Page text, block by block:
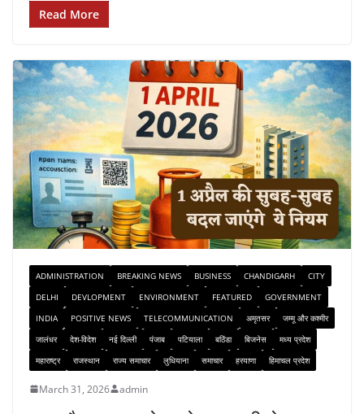
Read More
ADMINISTRATION BREAKING NEWS BUSINESS CHANDIGARH
CITY
DELHI
DEVLOPMENT ENVIRONMENT FEATURED
GOVERNMENT
INDIA
POSITIVE NEWS TELECOMMUNICATION अमृतसर
जम्मू और कश्मीर
जालंधर
देश-विदेश नई दिल्ली पंजाब पटियाला बठिंडा बिजनेस
मध्य प्रदेश
महाराष्ट्र
राजस्थान राज्य समाचार लुधियाना समाचार हरयाणा हिमाचल प्रदेश
March 31, 2026 admin